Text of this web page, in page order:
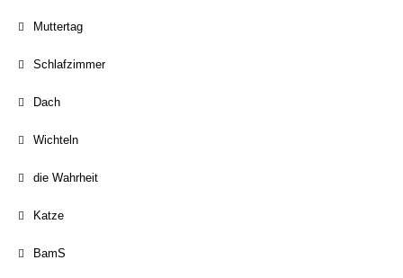
Muttertag
Schlafzimmer
Dach
Wichteln
die Wahrheit
Katze
BamS